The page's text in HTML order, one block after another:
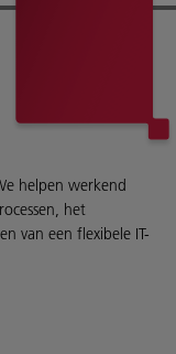
helpen werkend
het
van een flexibele IT-